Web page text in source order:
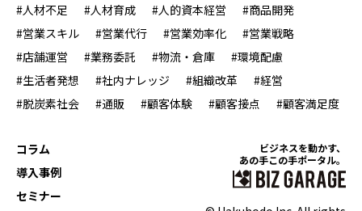
#人材不足
#人材育成 #人的資本経営
#商品開発
#営業スキル
#営業代行 #営業効率化
#営業戦略
#店舗運営
#業務委託 #物流・倉庫
#環境配慮
#生活者発想
#社内ナレッジ #組織改革
#経営
#脱炭素社会
#通販 #顧客体験 #顧客接点 #顧客満足度
ビジネスを動かす、
あの手この手ポータル。
コラム
導入事例
セミナー